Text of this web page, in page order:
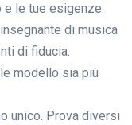
le tue esigenze.
di musica
di fiducia.
modello sia più
unico. Prova diversi